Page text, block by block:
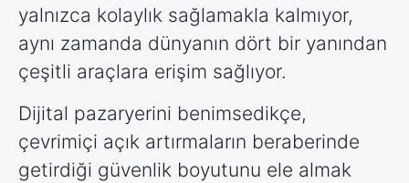
yalnızca kolaylık sağlamakla kalmıyor,
aynı zamanda dünyanın dört bir yanından
çeşitli araçlara erişim sağlıyor.
Dijital pazaryerini benimsedikçe,
çevrimiçi açık artırmaların beraberinde
getirdiği güvenlik boyutunu ele almak